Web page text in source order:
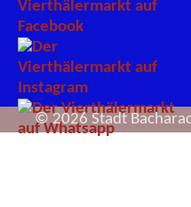
© 2026 Stadt